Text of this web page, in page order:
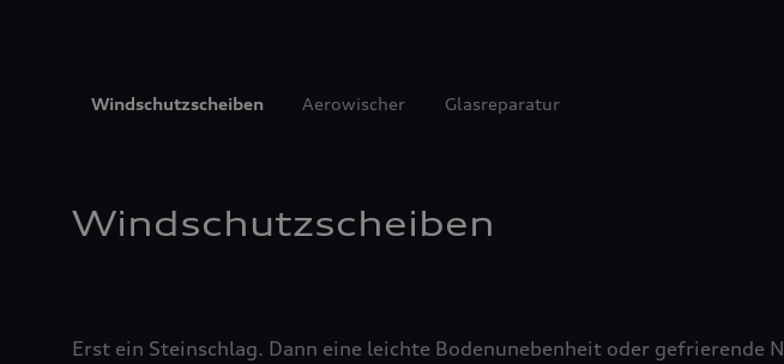
Windschutzscheiben Aerowischer Glasreparatur
Windschutzscheiben
Erst ein Steinschlag. Dann eine leichte Bodenunebenheit oder gefrierende